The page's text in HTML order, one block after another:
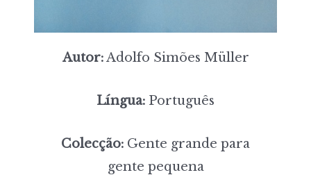
Autor:Adolfo Simões Müller
Língua: Português
Colecção: Gente grande para
gente pequena